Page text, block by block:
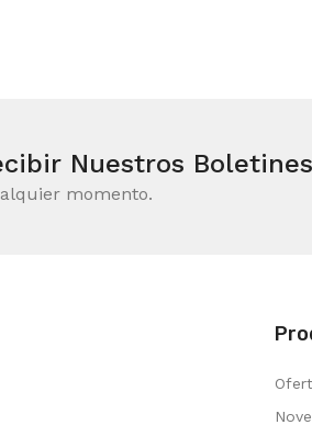
Nuestros Boletines
momento.